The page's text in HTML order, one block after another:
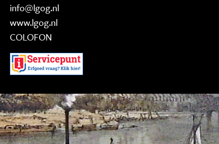
info@lgog.nl
www.lgog.nl
COLOFON